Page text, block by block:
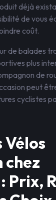
déjà
de vous
coût.
de balades
plus
de
peut
cyclistes
Vélos
chez
Prix,